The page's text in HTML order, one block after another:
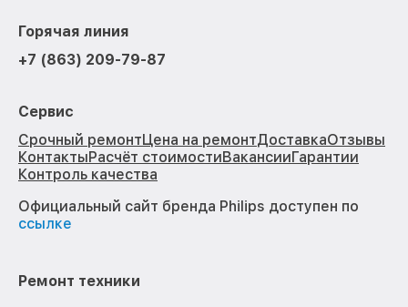
Горячая линия
+7 (863) 209-79-87
Сервис
Срочный ремонтЦена на ремонтДоставкаОтзывы
КонтактыРасчёт стоимостиВакансииГарантии
Контроль качества
Официальный сайт бренда Philips доступен по
ссылке
Ремонт техники